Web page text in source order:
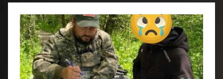
ремонте
Вашего
дома
квартиры